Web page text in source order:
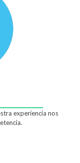
experiencia nos